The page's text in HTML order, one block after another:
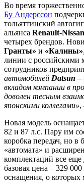
Во время
Бу Андерссон
тольяттинский
альянса Renault-Nissan
четырех брендов.
Гранты» и «Калины»
линии с российскими
сотрудников
автомобилей Datsun –
вкладом компании в
доволен тесным
японскими коллегами»,
Новая модель
82 и 87 л.с. Пару им
коробка передач, но в
«автомата» и
комплектаций все еще
базовая цена – 329
оснащения, о которых